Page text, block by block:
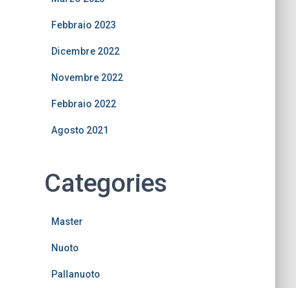
Febbraio 2023
Dicembre 2022
Novembre 2022
Febbraio 2022
Agosto 2021
Categories
Master
Nuoto
Pallanuoto